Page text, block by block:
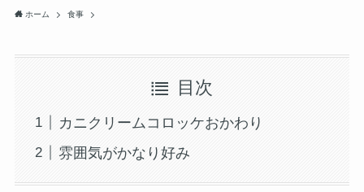
ホーム 食事
目次
カニクリームコロッケおかわり
雰囲気がかなり好み